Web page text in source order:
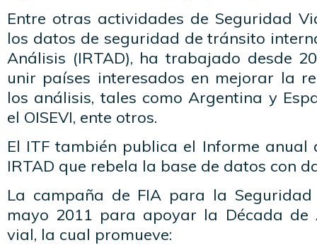
Entre otras actividades de Seguridad
los datos de seguridad de tránsito
Análisis (IRTAD), ha trabajado desde
unir países interesados en mejorar la
los análisis, tales como Argentina y
el OISEVI, ente otros.
El ITF también publica el Informe anual
IRTAD que rebela la base de datos con
La campaña de FIA para la
mayo 2011 para apoyar la Década de
vial, la cual promueve: